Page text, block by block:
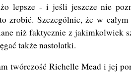
lepsze - i jeśli jeszcze nie
zrobić. Szczególnie, że w
niż faktycznie z jakimkolwiek
także nastolatki.
twórczość Richelle Mead i jej